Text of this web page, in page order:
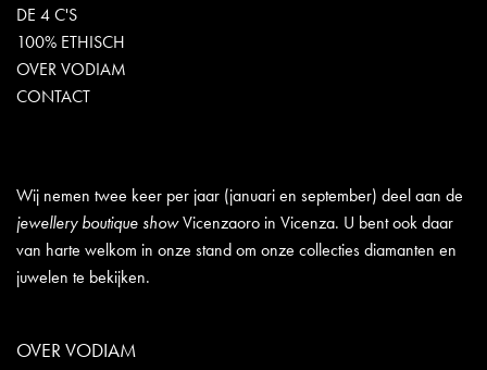
DE 4 C'S
100% ETHISCH
OVER VODIAM
CONTACT
Wij nemen twee keer per jaar (januari en september) deel aan de
jewellery boutique showVicenzaoro in Vicenza. U bent ook daar
van harte welkom in onze stand om onze collecties diamanten en
juwelen te bekijken.
OVER VODIAM